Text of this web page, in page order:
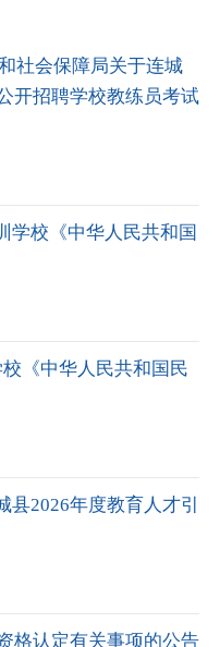
社会保障局关于连城
开招聘学校教练员考试
学校《中华人民共和国
《中华人民共和国民
2026年度教育人才引
格认定有关事项的公告